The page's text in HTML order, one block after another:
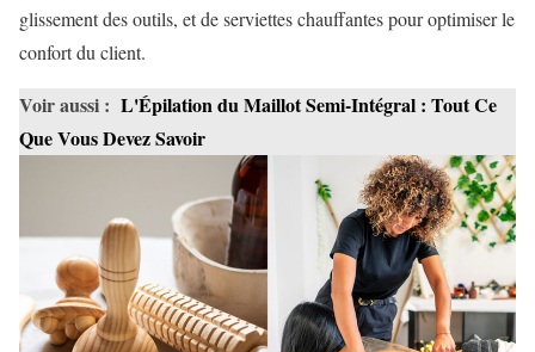
glissement des outils, et de serviettes chauffantes pour optimiser le
confort du client.
Voir aussi : L'Épilation du Maillot Semi-Intégral : Tout Ce
Que Vous Devez Savoir